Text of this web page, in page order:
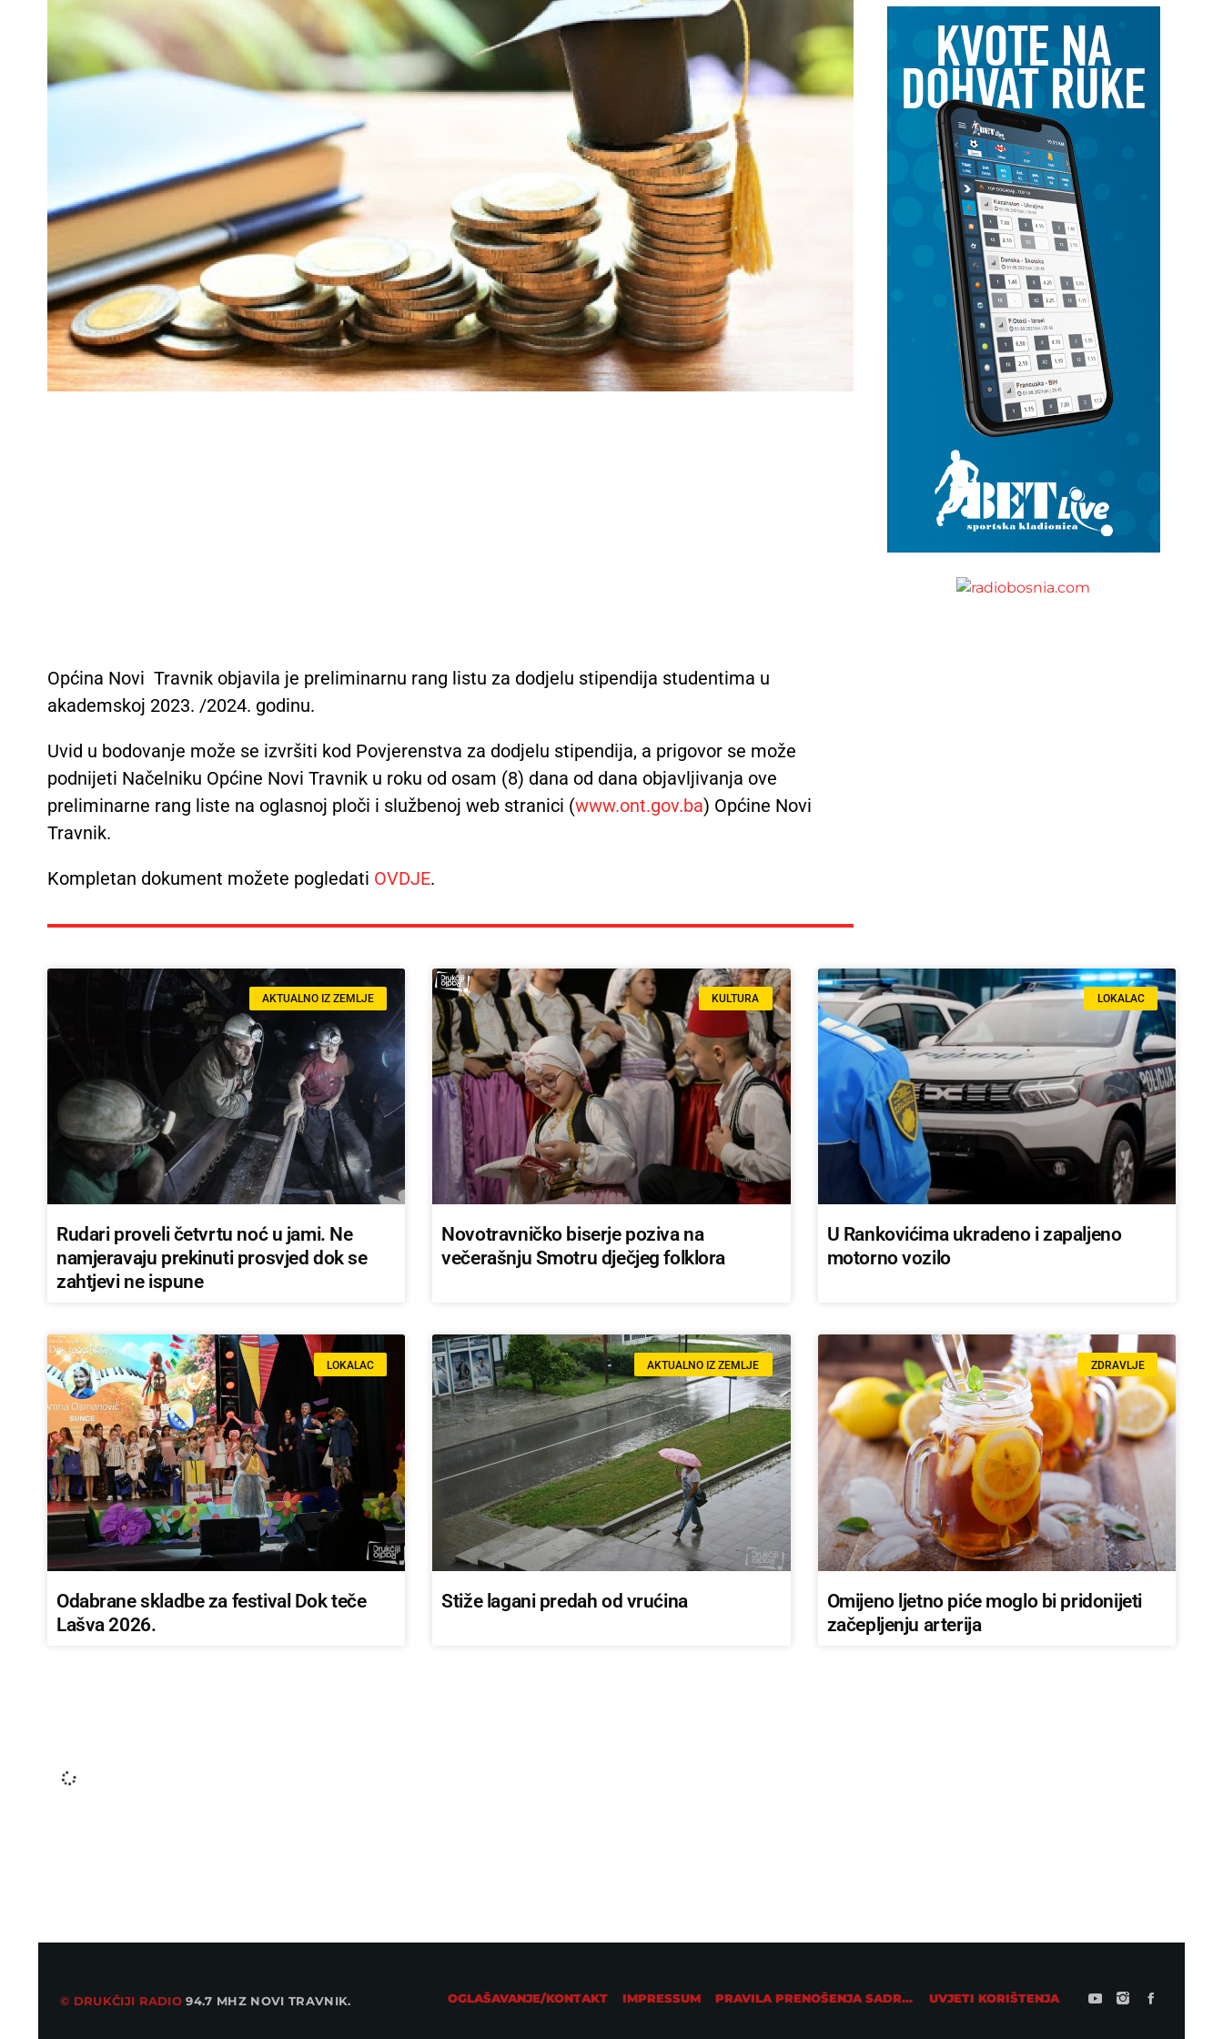
Općina Novi Travnik objavila je preliminarnu rang listu za dodjelu stipendija studentima u
akademskoj 2023. /2024. godinu.
Uvid u bodovanje može se izvršiti kod Povjerenstva za dodjelu stipendija, a prigovor se može
podnijeti Načelniku Općine Novi Travnik u roku od osam (8) dana od dana objavljivanja ove
preliminarne rang liste na oglasnoj ploči i službenoj web stranici (www.ont.gov.ba) Općine Novi
Travnik.
Kompletan dokument možete pogledati OVDJE.
AKTUALNO IZ ZEMLJE
Rudari proveli četvrtu noć u jami. Ne
namjeravaju prekinuti prosvjed dok se
zahtjevi ne ispune
KULTURA
Novotravničko biserje poziva na
večerašnju Smotru dječjeg folklora
LOKALAC
U Rankovićima ukradeno i zapaljeno
motorno vozilo
LOKALAC
Odabrane skladbe za festival Dok teče
Lašva 2026.
AKTUALNO IZ ZEMLJE
Stiže lagani predah od vrućina
ZDRAVLJE
Omijeno ljetno piće moglo bi pridonijeti
začepljenju arterija
Kako izabrati savršenu ljetnu obuću i
Gmail uvodi napredne alate temeljene na
Ne propustite veliki koncert Marije